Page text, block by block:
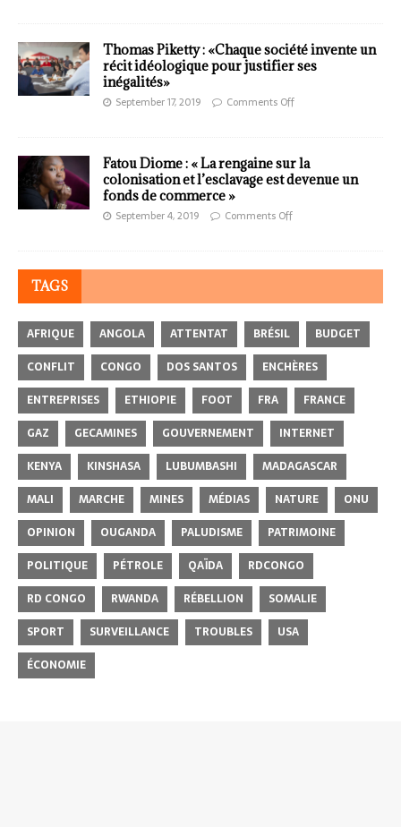
Thomas Piketty : «Chaque société invente un
récit idéologique pour justifier ses
inégalités»
September 17, 2019 Comments Off
Fatou Diome : « La rengaine sur la
colonisation et l’esclavage est devenue un
fonds de commerce »
September 4, 2019 Comments Off
TAGS
AFRIQUE ANGOLA ATTENTAT BRÉSIL
BUDGET
CONFLIT
CONGO DOS SANTOS
ENCHÈRES
ENTREPRISES
ETHIOPIE FOOT FRA
FRANCE
GAZ
GECAMINES GOUVERNEMENT
INTERNET
KENYA
KINSHASA LUBUMBASHI
MADAGASCAR
MALI
MARCHE MINES MÉDIAS NATURE
ONU
OPINION
OUGANDA PALUDISME
PATRIMOINE
POLITIQUE
PÉTROLE QAÏDA
RDCONGO
RD CONGO
RWANDA RÉBELLION
SOMALIE
SPORT
SURVEILLANCE TROUBLES
USA
ÉCONOMIE